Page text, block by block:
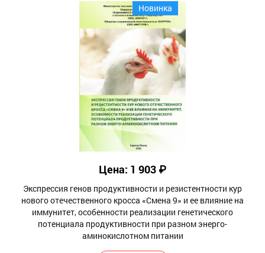
Новинка
Цена: 1 903 ₽
Экспрессия генов продуктивности и резистентности кур
нового отечественного кросса «Смена 9» и ее влияние на
иммунитет, особенности реализации генетического
потенциала продуктивности при разном энерго-
аминокислотном питании